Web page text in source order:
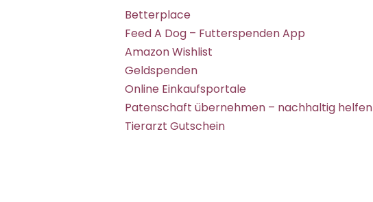
Betterplace
Feed A Dog – Futterspenden App
Amazon Wishlist
Geldspenden
Online Einkaufsportale
Patenschaft übernehmen – nachhaltig helfen
Tierarzt Gutschein